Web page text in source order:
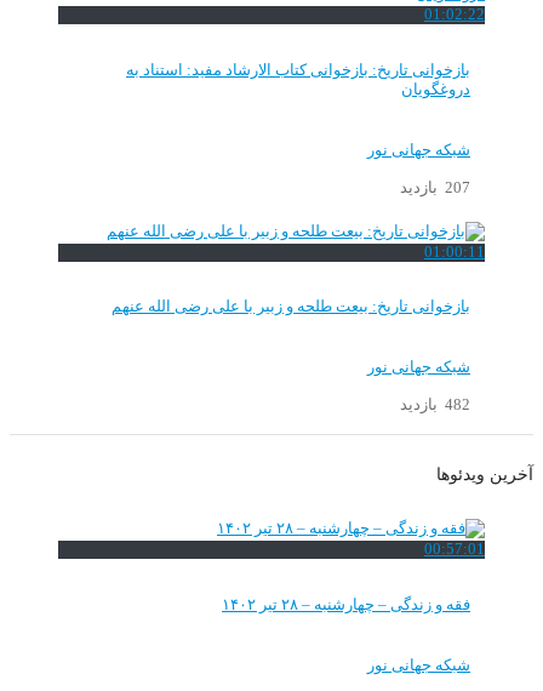
01:02:22
بازخوانی تاریخ: بازخوانی کتاب الارشاد مفید: استناد به
دروغگویان
شبکه جهانی نور
207 بازدید
01:00:11
بازخوانی تاریخ: بیعت طلحه و زبیر با علی رضی الله عنهم
شبکه جهانی نور
482 بازدید
آخرین ویدئوها
00:57:01
فقه و زندگی – چهارشنبه – ۲۸ تیر ۱۴۰۲
شبکه جهانی نور